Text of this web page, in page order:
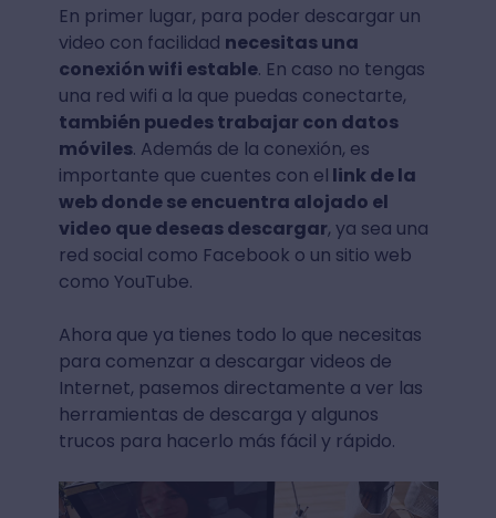
En primer lugar, para poder descargar un
video con facilidad necesitas una
conexión wifi estable. En caso no tengas
una red wifi a la que puedas conectarte,
también puedes trabajar con datos
móviles. Además de la conexión, es
importante que cuentes con el link de la
web donde se encuentra alojado el
video que deseas descargar, ya sea una
red social como Facebook o un sitio web
como YouTube.
Ahora que ya tienes todo lo que necesitas
para comenzar a descargar videos de
Internet, pasemos directamente a ver las
herramientas de descarga y algunos
trucos para hacerlo más fácil y rápido.